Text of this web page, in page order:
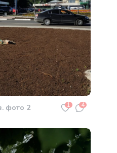
фото 2 1 4